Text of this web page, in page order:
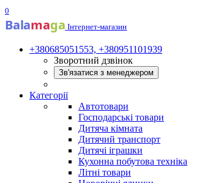
0
Balamaga Інтернет-магазин
+380685051553, +380951101939
Зворотний дзвінок
Зв'язатися з менеджером
Категорії
Автотовари
Господарські товари
Дитяча кімната
Дитячий транспорт
Дитячі іграшки
Кухонна побутова техніка
Літні товари